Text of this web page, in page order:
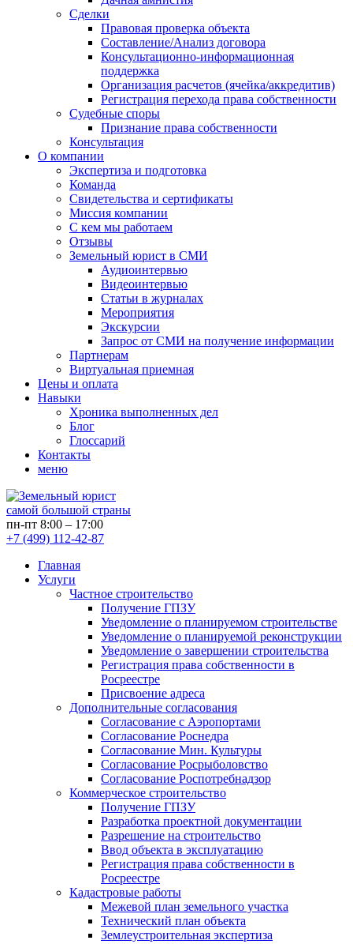
Сделки
Правовая проверка объекта
Составление/Анализ договора
Консультационно-информационная
поддержка
Организация расчетов (ячейка/аккредитив)
Регистрация перехода права собственности
Судебные споры
Признание права собственности
Консультация
О компании
Экспертиза и подготовка
Команда
Свидетельства и сертификаты
Миссия компании
С кем мы работаем
Отзывы
Земельный юрист в СМИ
Аудиоинтервью
Видеоинтервью
Статьи в журналах
Мероприятия
Экскурсии
Запрос от СМИ на получение информации
Партнерам
Виртуальная приемная
Цены и оплата
Навыки
Хроника выполненных дел
Блог
Глоссарий
Контакты
меню
самой большой страны
пн-пт 8:00 – 17:00
+7 (499) 112-42-87
Главная
Услуги
Частное строительство
Получение ГПЗУ
Уведомление о планируемом строительстве
Уведомление о планируемой реконструкции
Уведомление о завершении строительства
Регистрация права собственности в
Росреестре
Присвоение адреса
Дополнительные согласования
Согласование с Аэропортами
Согласование Роснедра
Согласование Мин. Культуры
Согласование Росрыболовство
Согласование Роспотребнадзор
Коммерческое строительство
Получение ГПЗУ
Разработка проектной документации
Разрешение на строительство
Ввод объекта в эксплуатацию
Регистрация права собственности в
Росреестре
Кадастровые работы
Межевой план земельного участка
Технический план объекта
Землеустроительная экспертиза